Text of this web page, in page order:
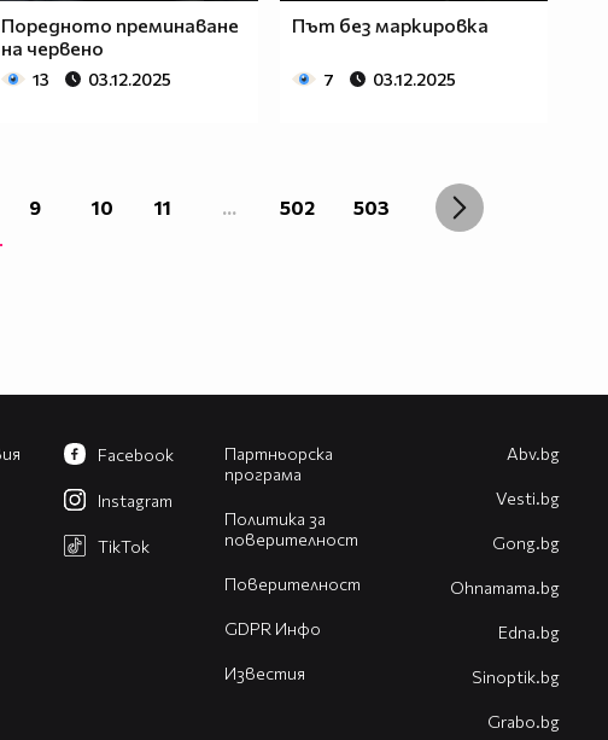
Поредното преминаване
на червено
13 03.12.2025
Път без маркировка
7 03.12.2025
9 10 11 ... 502 503
Партньорска
програма
Политика за
поверителност
Поверителност
GDPR Инфо
Известия
Facebook
Instagram
TikTok
Abv.bg
Vesti.bg
Gong.bg
Оhnamama.bg
Edna.bg
Sinoptik.bg
Grabo.bg